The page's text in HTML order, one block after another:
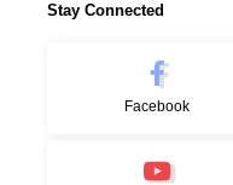
Stay Connected
Facebook